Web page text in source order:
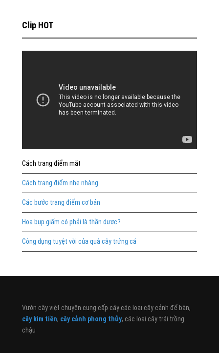
Clip HOT
Cách trang điểm mắt
Cách trang điểm nhẹ nhàng
Các bước trang điểm cơ bản
Hoa bụp giấm có phải là thần dược?
Công dụng tuyệt vời của quả cây trứng cá
Vườn cây việt chuyên cung cấp cây các loại cây cảnh để bàn,
cây kim tiền, cây cảnh phong thủy, các loại cây trái trồng
chậu